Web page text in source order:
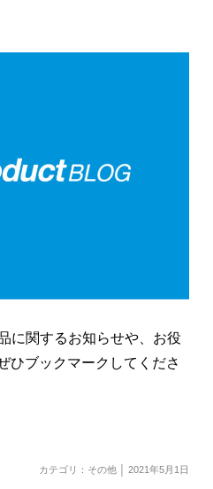
に関するお知らせや、お役
ひブックマークしてくださ
カテゴリ： その他 │ 2021年5月1日